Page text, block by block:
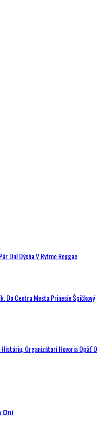
Dní Dýcha V Rytme Reggae
Do Centra Mesta Prinesie Špičkový
Organizátori Hovoria Opäť O
Dni